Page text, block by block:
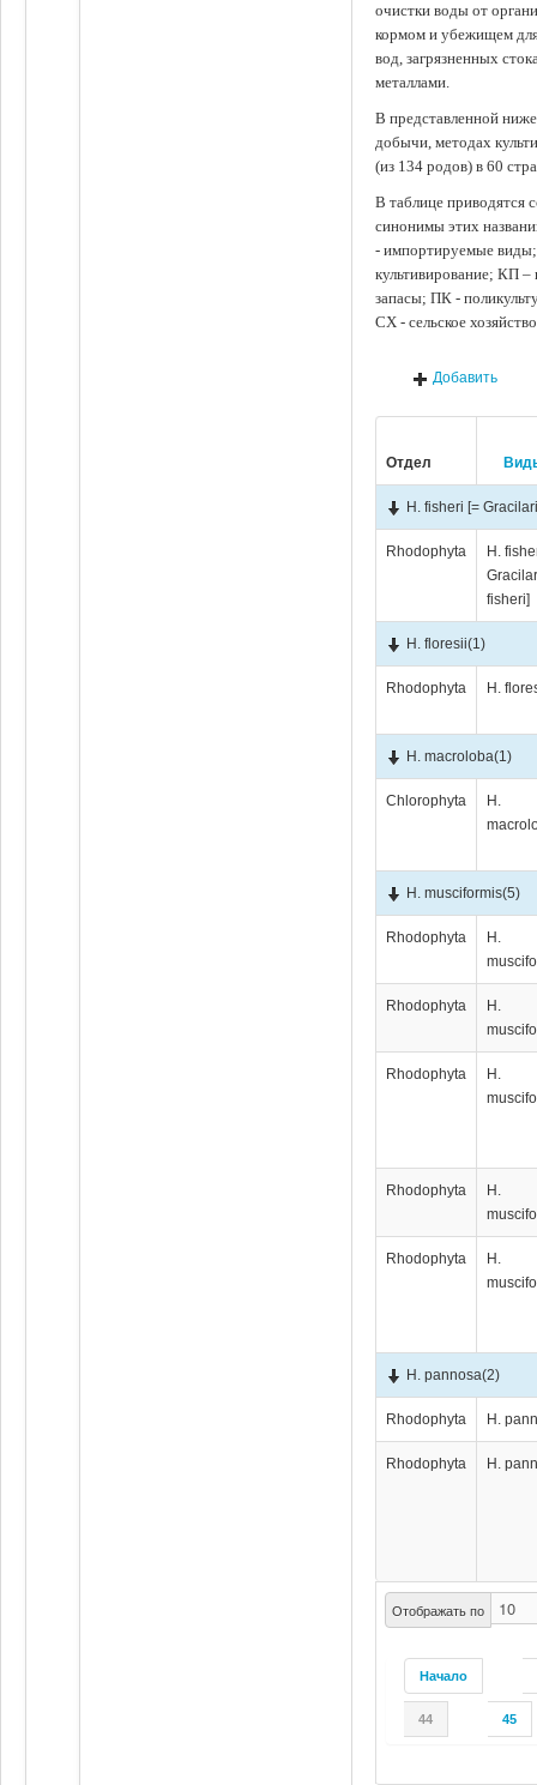
очистки воды от
кормом и убежищем
вод, загрязненных
металлами.
В представленной
добычи, методах
(из 134 родов) в 60
В таблице приводятся
синонимы этих
- импортируемые
культивирование; КП
запасы; ПК -
СХ - сельское
Добавить
Отдел
Отображать по
Начало
44 45
H. fisheri [=
Rhodophyta
H.
fisheri]
H. floresii(1)
Rhodophyta H.
H. macroloba(1)
Chlorophyta
H.
H. musciformis(5)
Rhodophyta
H.
Rhodophyta
H.
Rhodophyta
H.
Rhodophyta
H.
Rhodophyta
H.
H. pannosa(2)
Rhodophyta H.
Rhodophyta H.